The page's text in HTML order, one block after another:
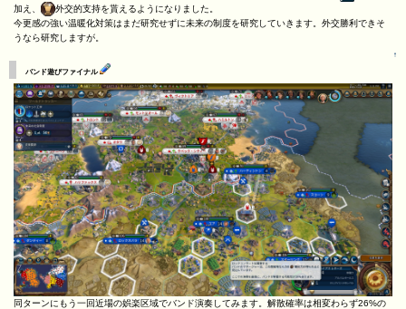
加え、
外交的支持を貰えるようになりました。
今更感の強い温暖化対策はまだ研究せずに未来の制度を研究していきます。外交勝利できそ
うなら研究しますが。
↑
バンド遊びファイナル
同ターンにもう一回近場の娯楽区域でバンド演奏してみます。解散確率は相変わらず26%の